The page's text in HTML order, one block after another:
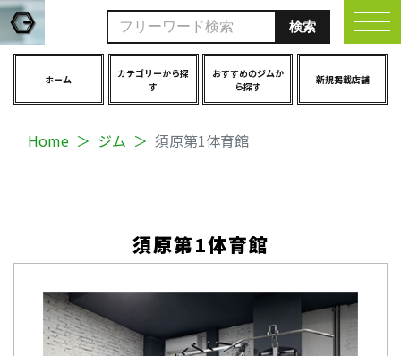
ホーム
カテゴリーから探
す
おすすめのジムか
ら探す
新規掲載店舗
Home ジム 須原第1体育館
須原第1体育館